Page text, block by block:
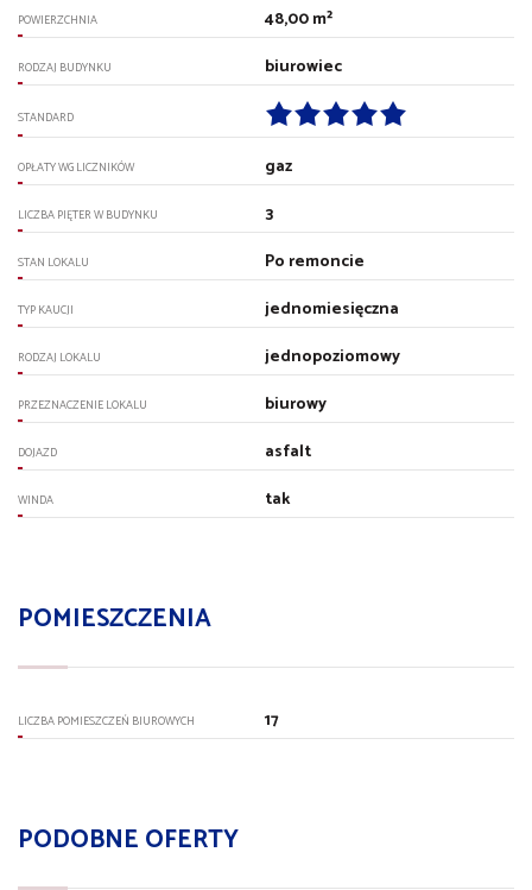
POWIERZCHNIA 48,00 m²
RODZAJ BUDYNKU biurowiec
STANDARD
OPŁATY WG LICZNIKÓW gaz
LICZBA PIĘTER W BUDYNKU 3
STAN LOKALU Po remoncie
TYP KAUCJI jednomiesięczna
RODZAJ LOKALU jednopoziomowy
PRZEZNACZENIE LOKALU biurowy
DOJAZD asfalt
WINDA tak
POMIESZCZENIA
LICZBA POMIESZCZEŃ BIUROWYCH 17
PODOBNE OFERTY